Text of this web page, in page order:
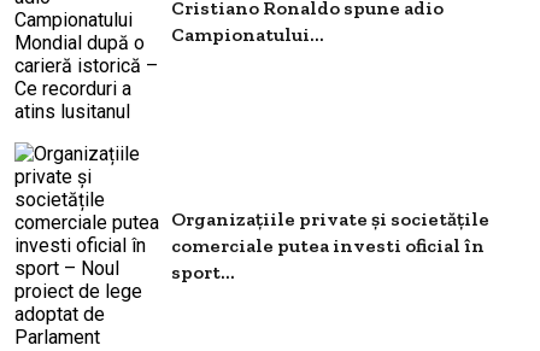
Cristiano Ronaldo spune adio
Campionatului...
Organizațiile private și societățile
comerciale putea investi oficial în
sport...